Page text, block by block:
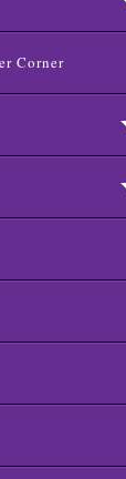
Corner